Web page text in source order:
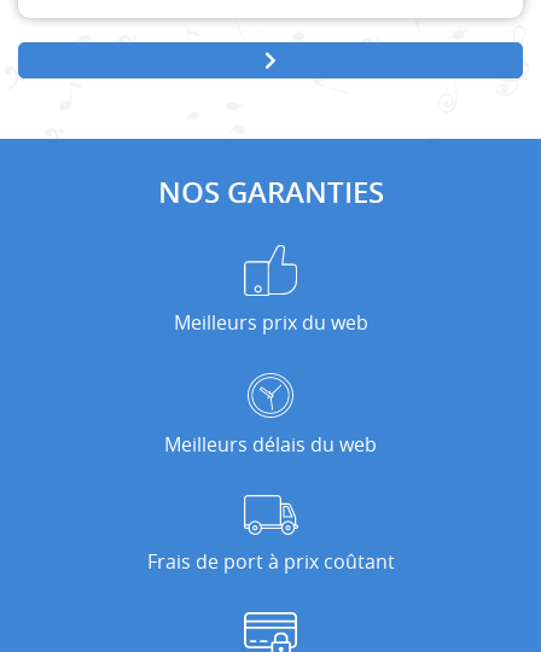
NOS GARANTIES
Meilleurs prix du web
Meilleurs délais du web
Frais de port à prix coûtant